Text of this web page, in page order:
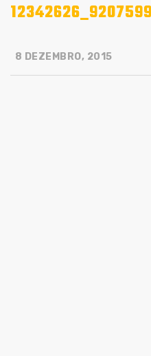
8 DEZEMBRO, 2015